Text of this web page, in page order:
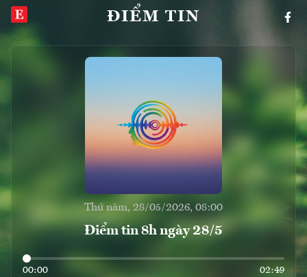
ĐIỂM TIN
Thứ năm, 28/05/2026, 08:00
Điểm tin 8h ngày 28/5
00:00 02:49